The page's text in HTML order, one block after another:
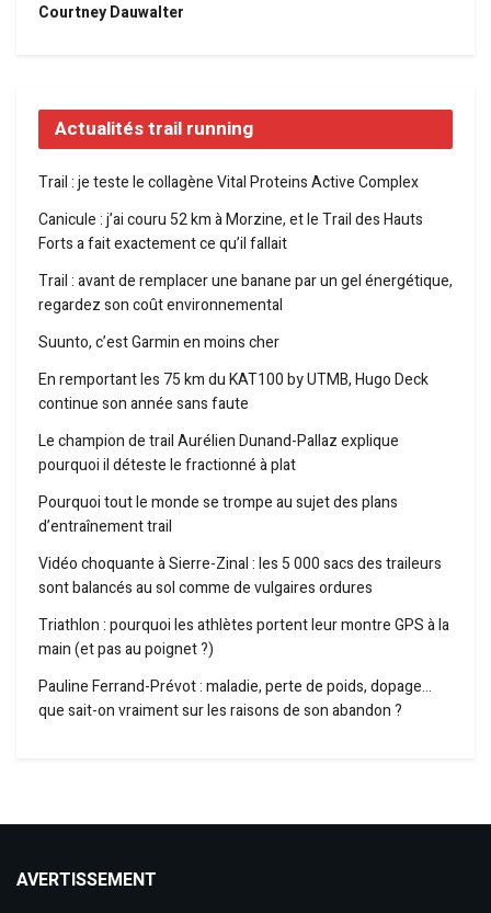
Courtney Dauwalter
Actualités trail running
Trail : je teste le collagène Vital Proteins Active Complex
Canicule : j’ai couru 52 km à Morzine, et le Trail des Hauts
Forts a fait exactement ce qu’il fallait
Trail : avant de remplacer une banane par un gel énergétique,
regardez son coût environnemental
Suunto, c’est Garmin en moins cher
En remportant les 75 km du KAT100 by UTMB, Hugo Deck
continue son année sans faute
Le champion de trail Aurélien Dunand-Pallaz explique
pourquoi il déteste le fractionné à plat
Pourquoi tout le monde se trompe au sujet des plans
d’entraînement trail
Vidéo choquante à Sierre-Zinal : les 5 000 sacs des traileurs
sont balancés au sol comme de vulgaires ordures
Triathlon : pourquoi les athlètes portent leur montre GPS à la
main (et pas au poignet ?)
Pauline Ferrand-Prévot : maladie, perte de poids, dopage…
que sait-on vraiment sur les raisons de son abandon ?
AVERTISSEMENT